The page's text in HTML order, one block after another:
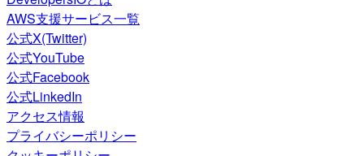
AWS支援サービス一覧
公式X(Twitter)
公式YouTube
公式Facebook
公式LinkedIn
アクセス情報
プライバシーポリシー